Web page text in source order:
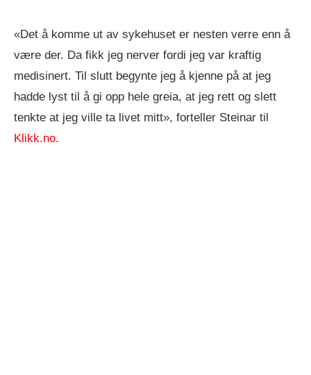
«Det å komme ut av sykehuset er nesten verre enn å
være der. Da fikk jeg nerver fordi jeg var kraftig
medisinert. Til slutt begynte jeg å kjenne på at jeg
hadde lyst til å gi opp hele greia, at jeg rett og slett
tenkte at jeg ville ta livet mitt», forteller Steinar til
Klikk.no.